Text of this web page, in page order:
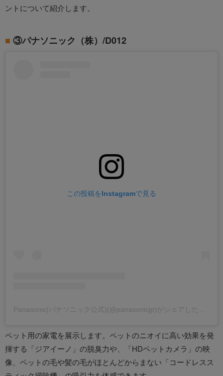
ントについて紹介します。
③パナソニック（株）/D012
この投稿をInstagramで見る
ペット用の家電を展示します。ペットのニオイに高い効果を発
揮する「ジアイーノ」の脱臭力や、「HDペットカメラ」の映
像、ペットの毛や髪の毛がほとんどからまない「コードレスス